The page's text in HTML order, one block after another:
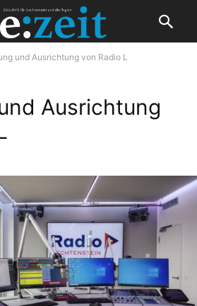
und Ausrichtung von Radio L
Ausrichtung